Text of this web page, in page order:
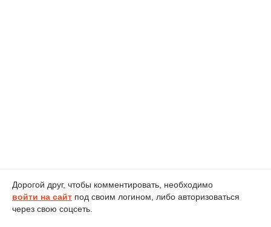
Дорогой друг, чтобы комментировать, необходимо
войти на сайт под своим логином, либо авторизоваться
через свою соцсеть.